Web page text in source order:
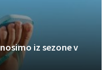
iz sezone v